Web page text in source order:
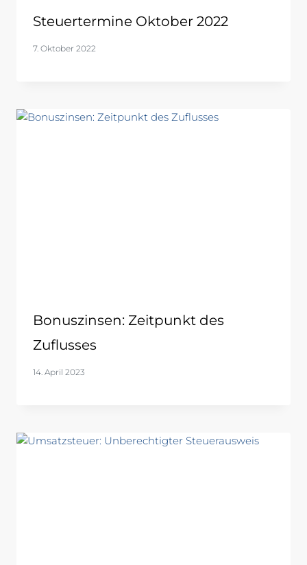
Steuertermine Oktober 2022
7. Oktober 2022
Bonuszinsen: Zeitpunkt des
Zuflusses
14. April 2023